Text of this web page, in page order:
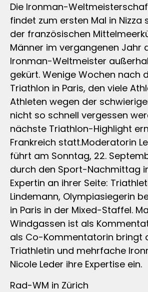
Die Ironman-
findet zum ersten Mal in
der französischen
Männer im vergangenen Jahr
Ironman-Weltmeister
gekürt. Wenige Wochen nach
Triathlon in Paris, den viele
Athleten wegen der
nicht so schnell vergessen
nächste Triathlon-Highlight
Frankreich statt.Moderatorin
führt am Sonntag, 22.
durch den Sport-Nachmittag
Expertin an ihrer Seite:
Lindemann, Olympiasiegerin
in Paris in der Mixed-Staffel.
Windgassen ist als
als Co-Kommentatorin bringt
Triathletin und mehrfache
Nicole Leder ihre Expertise ein.
Rad-WM in Zürich